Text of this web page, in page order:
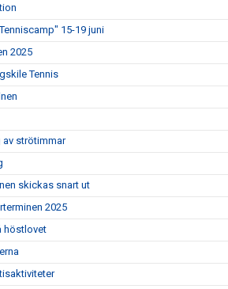
15-19 juni
2025
Tennis
strötimmar
skickas snart ut
2025
höstlovet